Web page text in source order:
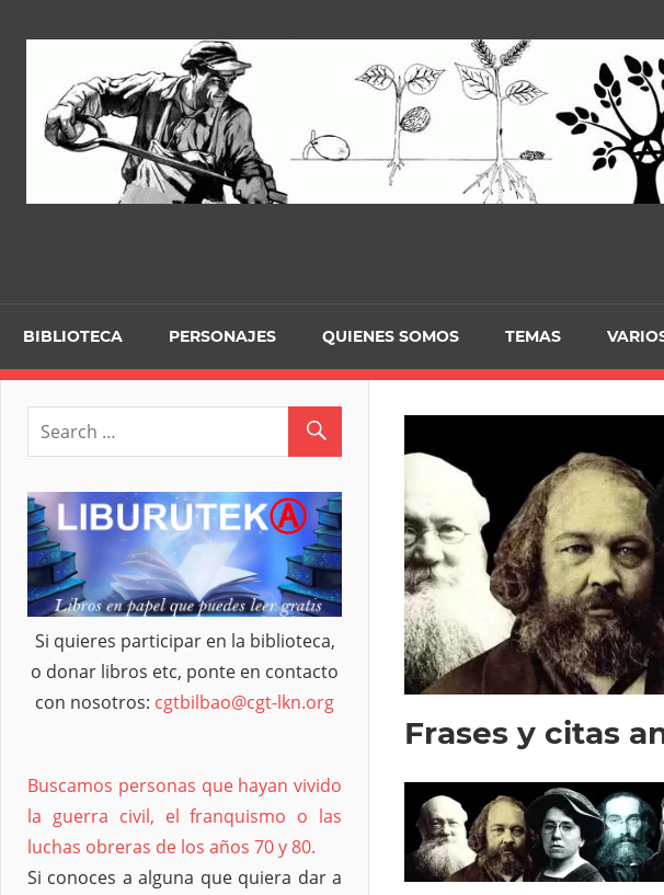
BIBLIOTECA PERSONAJES QUIENES SOMOS TEMAS
Frases y citas
Si quieres participar en la biblioteca,
o donar libros etc, ponte en contacto
con nosotros: cgtbilbao@cgt-lkn.org
Buscamos personas que hayan vivido
la guerra civil, el franquismo o las
luchas obreras de los años 70 y 80.
Si conoces a alguna que quiera dar a